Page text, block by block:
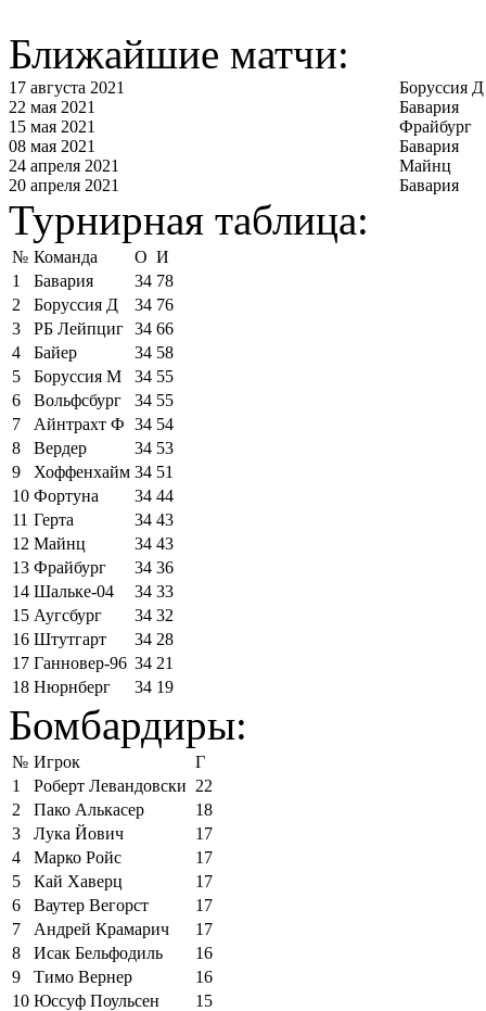
Ближайшие матчи:
17 августа 2021
Боруссия Д
22 мая 2021
Бавария
15 мая 2021
Фрайбург
08 мая 2021
Бавария
24 апреля 2021
Майнц
20 апреля 2021
Бавария
Турнирная таблица:
№ Команда О И
1
Бавария 34 78
2
Боруссия Д 34 76
3
РБ Лейпциг 34 66
4
Байер 34 58
5
Боруссия М 34 55
6
Вольфсбург 34 55
7
Айнтрахт Ф 34 54
8
Вердер 34 53
9
Хоффенхайм 34 51
10 Фортуна 34 44
11 Герта 34 43
12 Майнц 34 43
13 Фрайбург 34 36
14 Шальке-04 34 33
15 Аугсбург 34 32
16 Штутгарт 34 28
17 Ганновер-96 34 21
18 Нюрнберг 34 19
Бомбардиры:
№ Игрок
Г
1
Роберт Левандовски 22
2
Пако Алькасер
18
3
Лука Йович
17
4
Марко Ройс
17
5
Кай Хаверц
17
6
Ваутер Вегорст
17
7
Андрей Крамарич
17
8
Исак Бельфодиль
16
9
Тимо Вернер
16
10 Юссуф Поульсен
15